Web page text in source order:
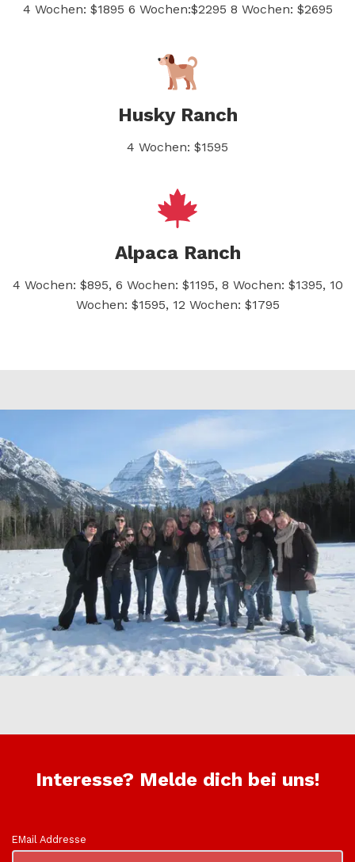
4 Wochen: $1895 6 Wochen:$2295 8 Wochen: $2695
Husky Ranch
4 Wochen: $1595
Alpaca Ranch
4 Wochen: $895, 6 Wochen: $1195, 8 Wochen: $1395, 10
Wochen: $1595, 12 Wochen: $1795
Interesse? Melde dich bei uns!
EMail Addresse